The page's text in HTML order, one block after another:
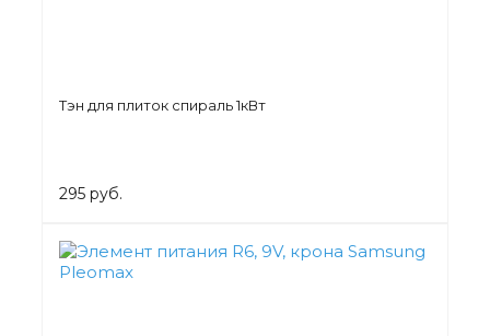
Тэн для плиток спираль 1кВт
295 руб.